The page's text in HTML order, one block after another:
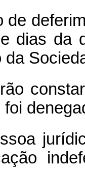
dias da
constar